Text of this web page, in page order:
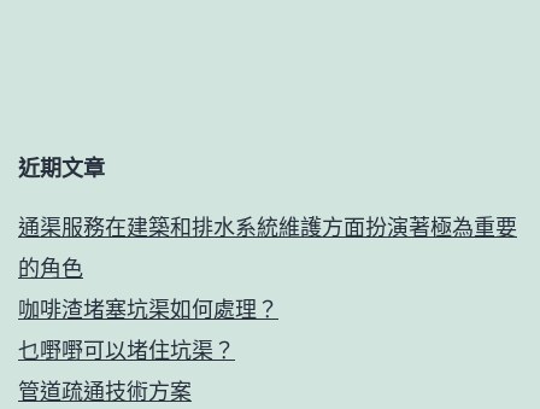
近期文章
通渠服務在建築和排水系統維護方面扮演著極為重要
的角色
咖啡渣堵塞坑渠如何處理？
乜嘢嘢可以堵住坑渠？
管道疏通技術方案